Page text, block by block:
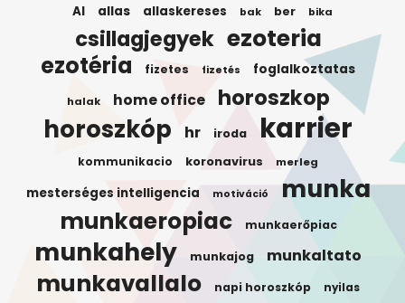
AI allas allaskereses bak ber bika
csillagjegyek ezoteria
ezotéria fizetes fizetés foglalkoztatas
halak home office horoszkop
horoszkóp hr iroda karrier
kommunikacio koronavirus merleg
mesterséges intelligencia motiváció munka
munkaeropiac munkaerőpiac
munkahely munkajog munkaltato
munkavallalo napi horoszkóp nyilas